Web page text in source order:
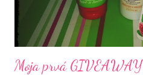
Moja prvá GIVEAWAY